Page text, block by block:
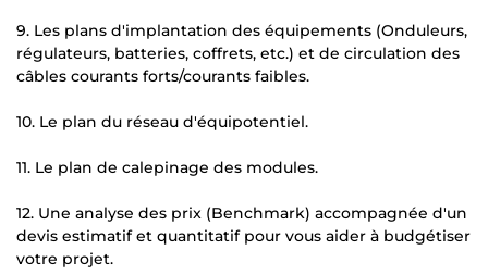
9. Les plans d'implantation des équipements (Onduleurs,
régulateurs, batteries, coffrets, etc.) et de circulation des
câbles courants forts/courants faibles.
10. Le plan du réseau d'équipotentiel.
11. Le plan de calepinage des modules.
12. Une analyse des prix (Benchmark) accompagnée d'un
devis estimatif et quantitatif pour vous aider à budgétiser
votre projet.